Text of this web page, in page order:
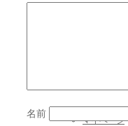
マイページ
名前